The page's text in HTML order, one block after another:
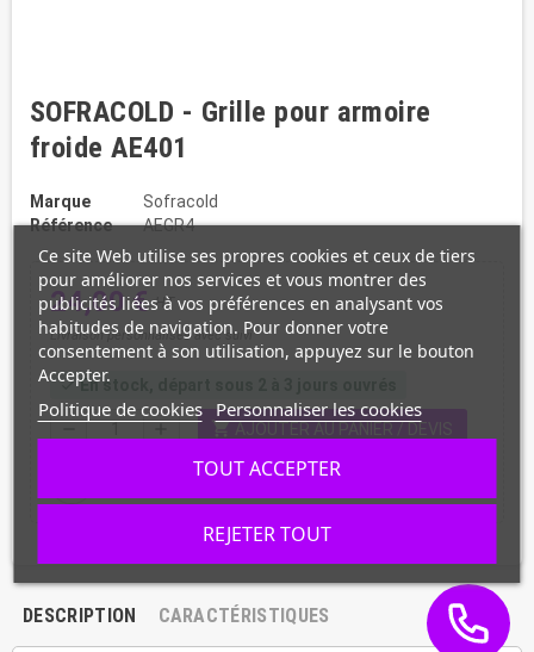
SOFRACOLD - Grille pour armoire
froide AE401
Marque
Sofracold
Référence
AEGR4
24,00 €HT
Livraison personnalisée avec suivi
checkEn stock, départ sous 2 à 3 jours ouvrés
remove add shopping_cart AJOUTER AU PANIER / DEVIS
DESCRIPTION CARACTÉRISTIQUES
Ce site Web utilise ses propres cookies et ceux de tiers
pour améliorer nos services et vous montrer des
publicités liées à vos préférences en analysant vos
habitudes de navigation. Pour donner votre
consentement à son utilisation, appuyez sur le bouton
Accepter.
Politique de cookies Personnaliser les cookies
REJETER TOUT
TOUT ACCEPTER